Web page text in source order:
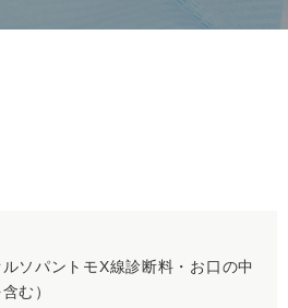
ルソパントモX線診断料・お口の中
む）